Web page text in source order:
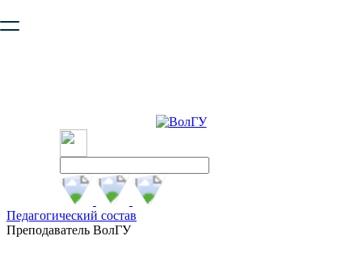
безопасную работу с сайтом. Пожалуйста
Педагогический состав
Преподаватель ВолГУ